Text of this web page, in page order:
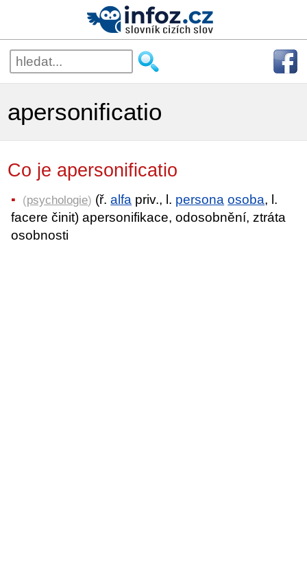
apersonificatio
Co je apersonificatio
(psychologie) (ř.alfa priv., l. persona osoba, l.
facere činit) apersonifikace, odosobnění, ztráta
osobnosti